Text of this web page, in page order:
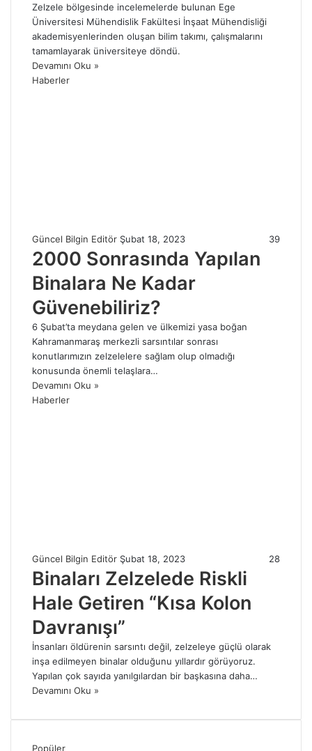
Zelzele bölgesinde incelemelerde bulunan Ege
Üniversitesi Mühendislik Fakültesi İnşaat Mühendisliği
akademisyenlerinden oluşan bilim takımı, çalışmalarını
tamamlayarak üniversiteye döndü.
Devamını Oku »
Haberler
Güncel Bilgin Editör Şubat 18, 2023 39
2000 Sonrasında Yapılan
Binalara Ne Kadar
Güvenebiliriz?
6 Şubat’ta meydana gelen ve ülkemizi yasa boğan
Kahramanmaraş merkezli sarsıntılar sonrası
konutlarımızın zelzelelere sağlam olup olmadığı
konusunda önemli telaşlara…
Devamını Oku »
Haberler
Güncel Bilgin Editör Şubat 18, 2023 28
Binaları Zelzelede Riskli
Hale Getiren “Kısa Kolon
Davranışı”
İnsanları öldürenin sarsıntı değil, zelzeleye güçlü olarak
inşa edilmeyen binalar olduğunu yıllardır görüyoruz.
Yapılan çok sayıda yanılgılardan bir başkasına daha…
Devamını Oku »
Popüler